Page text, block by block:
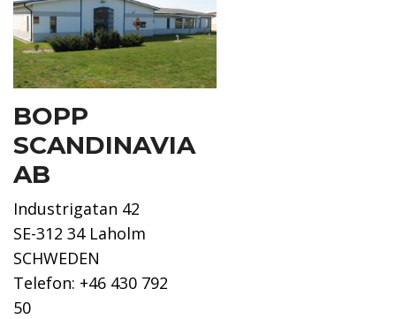
BOPP
SCANDINAVIA
AB
Industrigatan 42
SE-312 34 Laholm
SCHWEDEN
Telefon: +46 430 792
50